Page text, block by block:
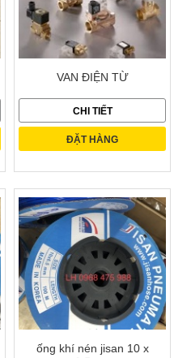
VAN ĐIỆN TỪ
CHI TIẾT
ĐẶT HÀNG
ống khí nén jisan 10 x